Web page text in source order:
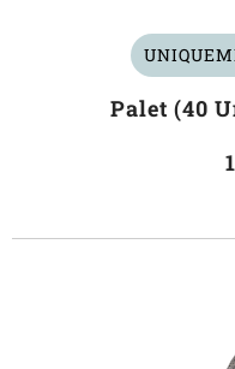
Palet (40